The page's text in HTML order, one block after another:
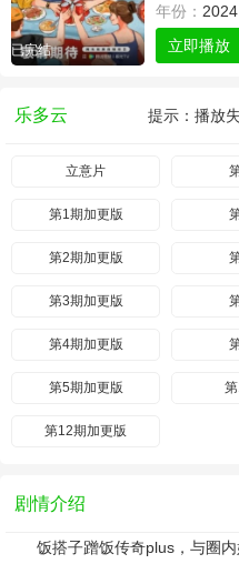
已完结
年份： 2024
立即播放
乐多云 提示：播放
立意片
第1期加更版
第2期加更版
第3期加更版
第4期加更版
第5期加更版
第12期加更版
剧情介绍
饭搭子蹭饭传奇plus，与圈内